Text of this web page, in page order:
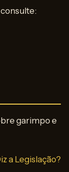
garimpo e
a Legislação?